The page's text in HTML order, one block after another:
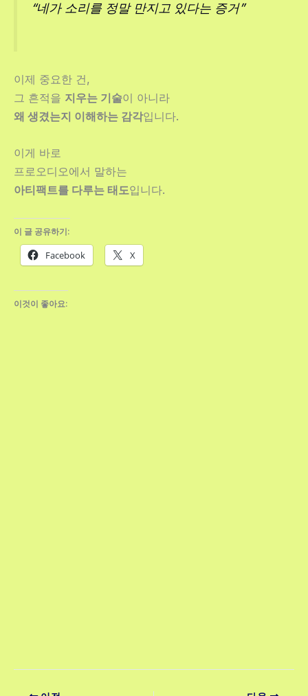
“네가 소리를 정말 만지고 있다는 증거”
이제 중요한 건,
그 흔적을 지우는 기술이 아니라
왜 생겼는지 이해하는 감각입니다.
이게 바로
프로오디오에서 말하는
아티팩트를 다루는 태도입니다.
이 글 공유하기:
Facebook X
이것이 좋아요: